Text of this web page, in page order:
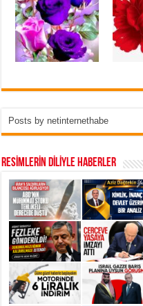
Posts by netinternethabe
RESİMLERİN DİLİYLE HABERLER